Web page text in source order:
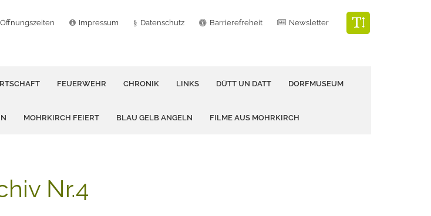
Impressum Datenschutz Barrierefreheit Newsletter
FEUERWEHR CHRONIK LINKS DÜTT UN DATT DORFMUSEUM
MOHRKIRCH FEIERT BLAU GELB ANGELN FILME AUS MOHRKIRCH
Nr.4